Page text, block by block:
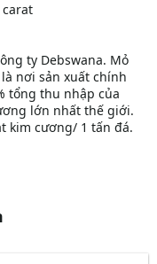
ty Debswana. Mỏ
nơi sản xuất chính
tổng thu nhập của
lớn nhất thế giới.
kim cương/ 1 tấn đá.